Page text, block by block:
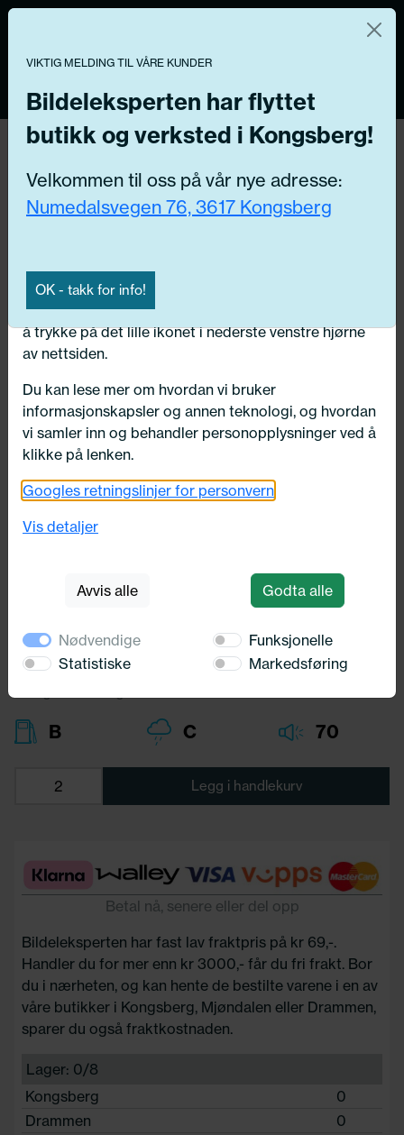
Tilbake
165/65X15 Kumho EcoWing ES31
81T
Profil:
65,00
Diameter:
Lasteindex:
B C 70
Legg i handlekurv
Betal nå, senere eller del opp
Bildeleksperten har fast lav fraktpris på kr 69,-.
Handler du for mer enn kr 3000,- får du fri frakt. Bor
du i nærheten, og kan hente de bestilte varene i en av
våre butikker i Kongsberg, Mjøndalen eller Drammen,
sparer du også fraktkostnaden.
Lager: 0/8
Kongsberg
0
Drammen
0
Vi og våre forretningspartnere bruker teknologier,
inkludert informasjonskapsler/«cookies» til å samle
informasjon om deg for forskjellige formål, inkludert:
Funksjonelle, Statistiske, Markedsføring
Ved å trykke «Godta» gir du din tillatelse til alle disse
formålene. Du kan også velge formålet du vil
innstillingene».
Du kan trekke tilbake samtykket ditt til enhver tid ved
å trykke på det lille ikonet i nederste venstre hjørne
av nettsiden.
Du kan lese mer om hvordan vi bruker
informasjonskapsler og annen teknologi, og hvordan
vi samler inn og behandler personopplysninger ved å
klikke på lenken.
Googles retningslinjer for personvern
Vis detaljer
Avvis alle Godta alle
Nødvendige
Funksjonelle
Statistiske
Markedsføring
VIKTIG MELDING TIL VÅRE KUNDER
Bildeleksperten har flyttet
butikk og verksted i Kongsberg!
Velkommen til oss på vår nye adresse:
Numedalsvegen 76, 3617 Kongsberg
OK - takk for info!